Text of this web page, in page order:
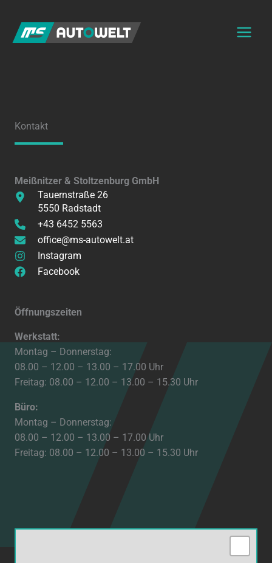
Inhalt
springen
Kontakt
Meißnitzer & Stoltzenburg GmbH
Tauernstraße 26
5550 Radstadt
+43 6452 5563
office@ms-autowelt.at
Instagram
Facebook
Öffnungszeiten
Werkstatt:
Montag – Donnerstag:
08.00 – 12.00 – 13.00 – 17.00 Uhr
Freitag: 08.00 – 12.00 – 13.00 – 15.30 Uhr
Büro:
Montag – Donnerstag:
08.00 – 12.00 – 13.00 – 17.00 Uhr
Freitag: 08.00 – 12.00 – 13.00 – 15.30 Uhr